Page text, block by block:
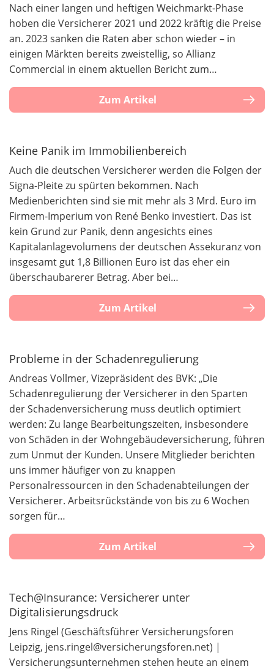
Nach einer langen und heftigen Weichmarkt-Phase
hoben die Versicherer 2021 und 2022 kräftig die Preise
an. 2023 sanken die Raten aber schon wieder – in
einigen Märkten bereits zweistellig, so Allianz
Commercial in einem aktuellen Bericht zum…
Zum Artikel
Keine Panik im Immobilienbereich
Auch die deutschen Versicherer werden die Folgen der
Signa-Pleite zu spürten bekommen. Nach
Medienberichten sind sie mit mehr als 3 Mrd. Euro im
Firmem-Imperium von René Benko investiert. Das ist
kein Grund zur Panik, denn angesichts eines
Kapitalanlagevolumens der deutschen Assekuranz von
insgesamt gut 1,8 Billionen Euro ist das eher ein
überschaubarerer Betrag. Aber bei…
Zum Artikel
Probleme in der Schadenregulierung
Andreas Vollmer, Vizepräsident des BVK: „Die
Schadenregulierung der Versicherer in den Sparten
der Schadenversicherung muss deutlich optimiert
werden: Zu lange Bearbeitungszeiten, insbesondere
von Schäden in der Wohngebäudeversicherung, führen
zum Unmut der Kunden. Unsere Mitglieder berichten
uns immer häufiger von zu knappen
Personalressourcen in den Schadenabteilungen der
Versicherer. Arbeitsrückstände von bis zu 6 Wochen
sorgen für…
Zum Artikel
Tech@Insurance: Versicherer unter
Digitalisierungsdruck
Jens Ringel (Geschäftsführer Versicherungsforen
Leipzig, jens.ringel@versicherungsforen.net) |
Versicherungsunternehmen stehen heute an einem